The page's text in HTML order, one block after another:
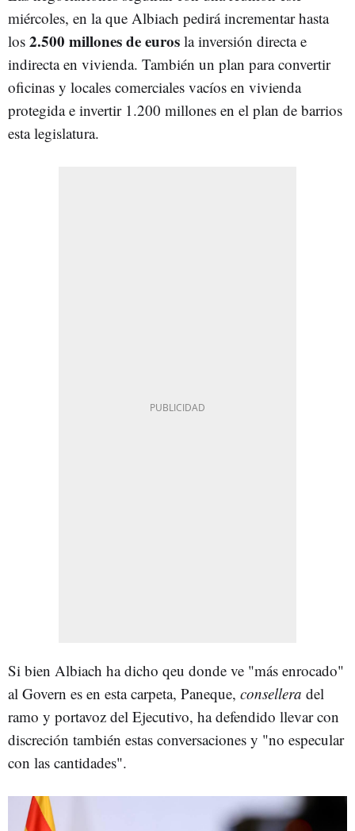
miércoles, en la que Albiach pedirá incrementar hasta
los 2.500 millones de euros la inversión directa e
indirecta en vivienda. También un plan para convertir
oficinas y locales comerciales vacíos en vivienda
protegida e invertir 1.200 millones en el plan de barrios
esta legislatura.
Si bien Albiach ha dicho qeu donde ve "más enrocado"
al Govern es en esta carpeta, Paneque, consellera del
ramo y portavoz del Ejecutivo, ha defendido llevar con
discreción también estas conversaciones y "no especular
con las cantidades".